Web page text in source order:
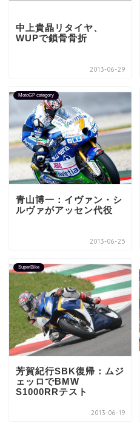
中上貴晶リタイヤ、
WUPで鎖骨骨折
2013-06-29
MotoGP category
青山博一：イヴァン・シ
ルヴァがアッセン代役
2013-06-25
SuperBike
芳賀紀行SBK復帰：ムジ
ェッロでBMW
S1000RRテスト
2013-06-19